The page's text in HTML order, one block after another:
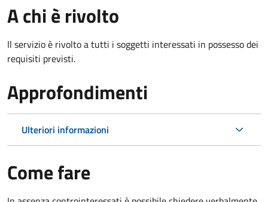
A chi è rivolto
Il servizio è rivolto a tutti i soggetti interessati in possesso dei
requisiti previsti.
Approfondimenti
Ulteriori informazioni
Come fare